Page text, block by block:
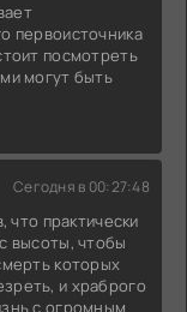
первоисточника
посмотреть
могут быть
Сегодня в 00:27:48
что практически
высоты, чтобы
которых
и храброго
с огромным